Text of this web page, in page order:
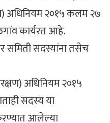
अधिनियम २०१५ कलम २७
कार्यरत आहे.
समिती सदस्यांना तसेच
अधिनियम २०१५
सदस्य या
आलेल्या